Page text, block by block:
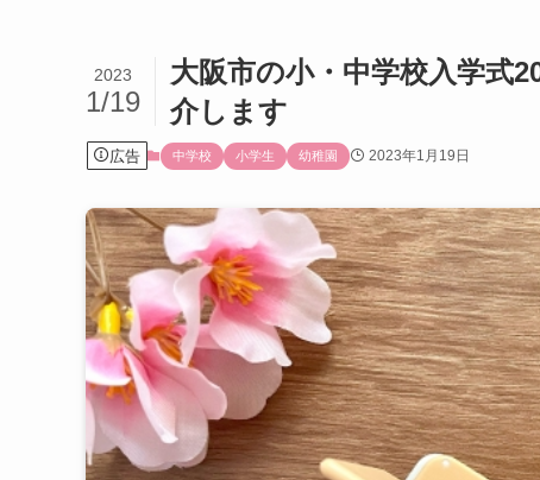
大阪市の小・中学校入学式
介します
2023
1/19
広告 中学校 小学生 幼稚園 2023年1月19日